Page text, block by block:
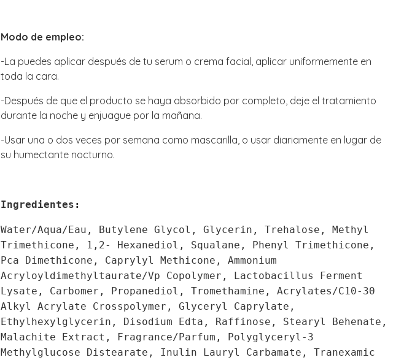
Modo de empleo:
-La puedes aplicar después de tu serum o crema facial, aplicar uniformemente en
toda la cara.
-Después de que el producto se haya absorbido por completo, deje el tratamiento
durante la noche y enjuague por la mañana.
-Usar una o dos veces por semana como mascarilla, o usar diariamente en lugar de
su humectante nocturno.
Ingredientes:
Water/Aqua/Eau, Butylene Glycol, Glycerin, Trehalose, Methyl
Trimethicone, 1,2- Hexanediol, Squalane, Phenyl Trimethicone,
Pca Dimethicone, Caprylyl Methicone, Ammonium
Acryloyldimethyltaurate/Vp Copolymer, Lactobacillus Ferment
Lysate, Carbomer, Propanediol, Tromethamine, Acrylates/C10-30
Alkyl Acrylate Crosspolymer, Glyceryl Caprylate,
Ethylhexylglycerin, Disodium Edta, Raffinose, Stearyl Behenate,
Malachite Extract, Fragrance/Parfum, Polyglyceryl-3
Methylglucose Distearate, Inulin Lauryl Carbamate, Tranexamic